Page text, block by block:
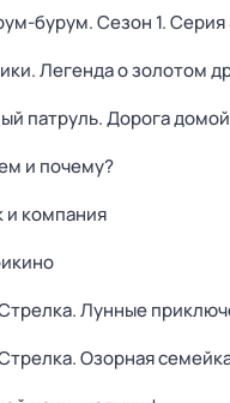
бурум. Сезон 1. Серия
Легенда о золотом
патруль. Дорога домой
и почему?
и компания
Лунные
Озорная